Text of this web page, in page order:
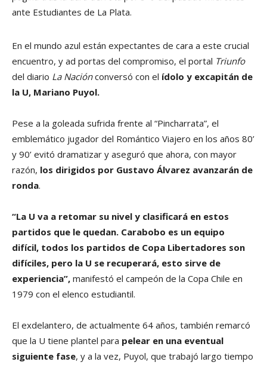
ante Estudiantes de La Plata.
En el mundo azul están expectantes de cara a este crucial
encuentro, y ad portas del compromiso, el portal Triunfo
del diario La Naciónconversó con el ídolo y excapitán de
la U, Mariano Puyol.
Pese a la goleada sufrida frente al “Pincharrata”, el
emblemático jugador del Romántico Viajero en los años 80’
y 90’ evitó dramatizar y aseguró que ahora, con mayor
razón, los dirigidos por Gustavo Álvarez avanzarán de
ronda.
“La U va a retomar su nivel y clasificará en estos
partidos que le quedan. Carabobo es un equipo
difícil, todos los partidos de Copa Libertadores son
difíciles, pero la U se recuperará, esto sirve de
experiencia”, manifestó el campeón de la Copa Chile en
1979 con el elenco estudiantil.
El exdelantero, de actualmente 64 años, también remarcó
que la U tiene plantel para pelear en una eventual
siguiente fase, y a la vez, Puyol, que trabajó largo tiempo